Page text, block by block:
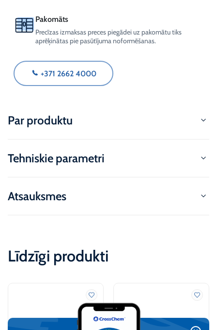
Pakomāts
Precīzas izmaksas preces piegādei uz pakomātu tiks
aprēķinātas pie pasūtījuma noformēšanas.
+371 2662 4000
Par produktu
Tehniskie parametri
Atsauksmes
Līdzīgi produkti